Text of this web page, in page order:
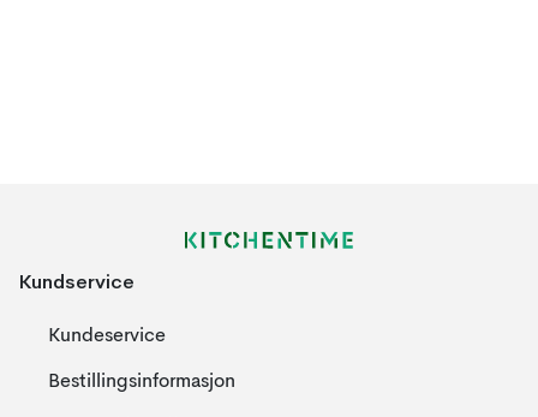
Kundservice
Kundeservice
Bestillingsinformasjon